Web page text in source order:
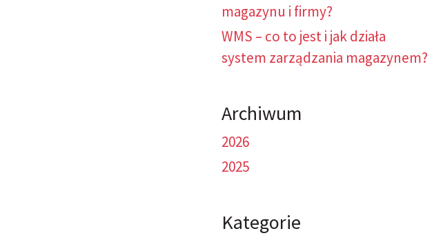
magazynu i firmy?
WMS – co to jest i jak działa
system zarządzania magazynem?
Archiwum
2026
2025
Kategorie